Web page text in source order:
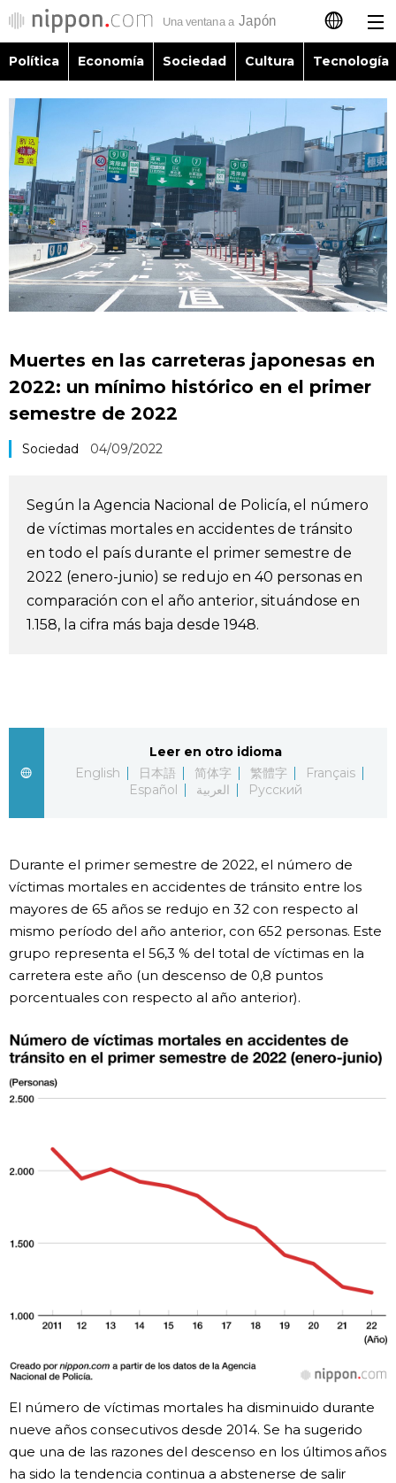
日本語
English
简体字
繁體字
Français
العربية
Política
Economía
Sociedad
Tecnología
Vida
Vídeos e imágenes
En profundidad
Más
Datos de Japón
Fragmentos de Japón
Tokio
Avisos
Política Economía Sociedad Cultura Tecnología
Muertes en las carreteras japonesas en
2022: un mínimo histórico en el primer
semestre de 2022
Sociedad 04/09/2022
Según la Agencia Nacional de Policía, el número
de víctimas mortales en accidentes de tránsito
en todo el país durante el primer semestre de
2022 (enero-junio) se redujo en 40 personas en
comparación con el año anterior, situándose en
1.158, la cifra más baja desde 1948.
Leer en otro idioma
English
日本語 简体字 繁體字
Français
Español
العربية Русский
Durante el primer semestre de 2022, el número de
víctimas mortales en accidentes de tránsito entre los
mayores de 65 años se redujo en 32 con respecto al
mismo período del año anterior, con 652 personas. Este
grupo representa el 56,3 % del total de víctimas en la
carretera este año (un descenso de 0,8 puntos
porcentuales con respecto al año anterior).
El número de víctimas mortales ha disminuido durante
nueve años consecutivos desde 2014. Se ha sugerido
que una de las razones del descenso en los últimos años
ha sido la tendencia continua a abstenerse de salir